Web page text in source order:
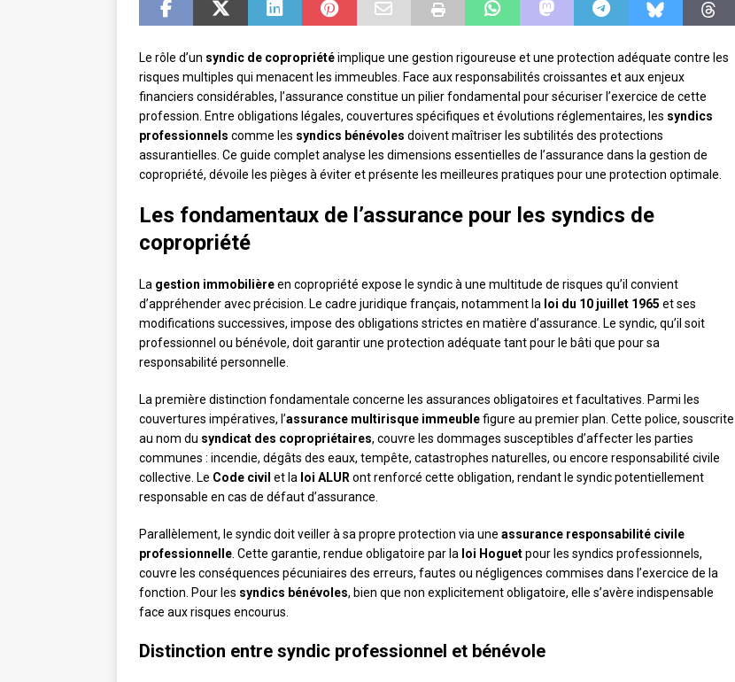
Le rôle d’un syndic de copropriétéimplique une gestion rigoureuse et une protection adéquate contre les
risques multiples qui menacent les immeubles. Face aux responsabilités croissantes et aux enjeux
financiers considérables, l’assurance constitue un pilier fondamental pour sécuriser l’exercice de cette
profession. Entre obligations légales, couvertures spécifiques et évolutions réglementaires, les syndics
professionnels comme les syndics bénévoles doivent maîtriser les subtilités des protections
assurantielles. Ce guide complet analyse les dimensions essentielles de l’assurance dans la gestion de
copropriété, dévoile les pièges à éviter et présente les meilleures pratiques pour une protection optimale.
Les fondamentaux de l’assurance pour les syndics de
copropriété
La gestion immobilièreen copropriété expose le syndic à une multitude de risques qu’il convient
d’appréhender avec précision. Le cadre juridique français, notamment la loi du 10 juillet 1965 et ses
modifications successives, impose des obligations strictes en matière d’assurance. Le syndic, qu’il soit
professionnel ou bénévole, doit garantir une protection adéquate tant pour le bâti que pour sa
responsabilité personnelle.
La première distinction fondamentale concerne les assurances obligatoires et facultatives. Parmi les
couvertures impératives, l’assurance multirisque immeublefigure au premier plan. Cette police, souscrite
au nom du syndicat des copropriétaires, couvre les dommages susceptibles d’affecter les parties
communes : incendie, dégâts des eaux, tempête, catastrophes naturelles, ou encore responsabilité civile
collective. Le Code civil et la loi ALUR ont renforcé cette obligation, rendant le syndic potentiellement
responsable en cas de défaut d’assurance.
Parallèlement, le syndic doit veiller à sa propre protection via une assurance responsabilité civile
professionnelle . Cette garantie, rendue obligatoire par la loi Hoguetpour les syndics professionnels,
couvre les conséquences pécuniaires des erreurs, fautes ou négligences commises dans l’exercice de la
fonction. Pour les syndics bénévoles, bien que non explicitement obligatoire, elle s’avère indispensable
face aux risques encourus.
Distinction entre syndic professionnel et bénévole